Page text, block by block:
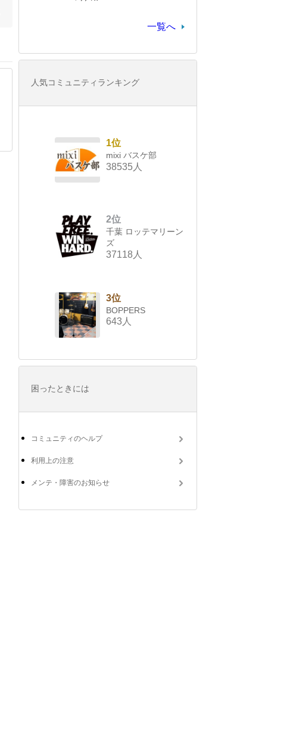
一覧へ
人気コミュニティランキング
1位
mixi バスケ部
38535人
2位
千葉 ロッテマリーン
ズ
37118人
3位
BOPPERS
643人
困ったときには
コミュニティのヘルプ
利用上の注意
メンテ・障害のお知らせ